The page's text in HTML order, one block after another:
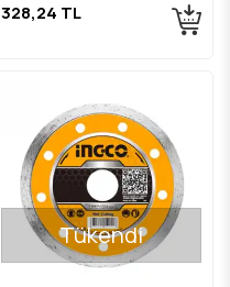
328,24 TL
Tükendi